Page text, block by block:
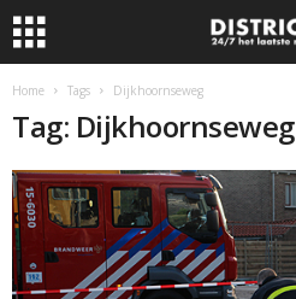
Home Tags Dijkhoornseweg
Tag: Dijkhoornseweg